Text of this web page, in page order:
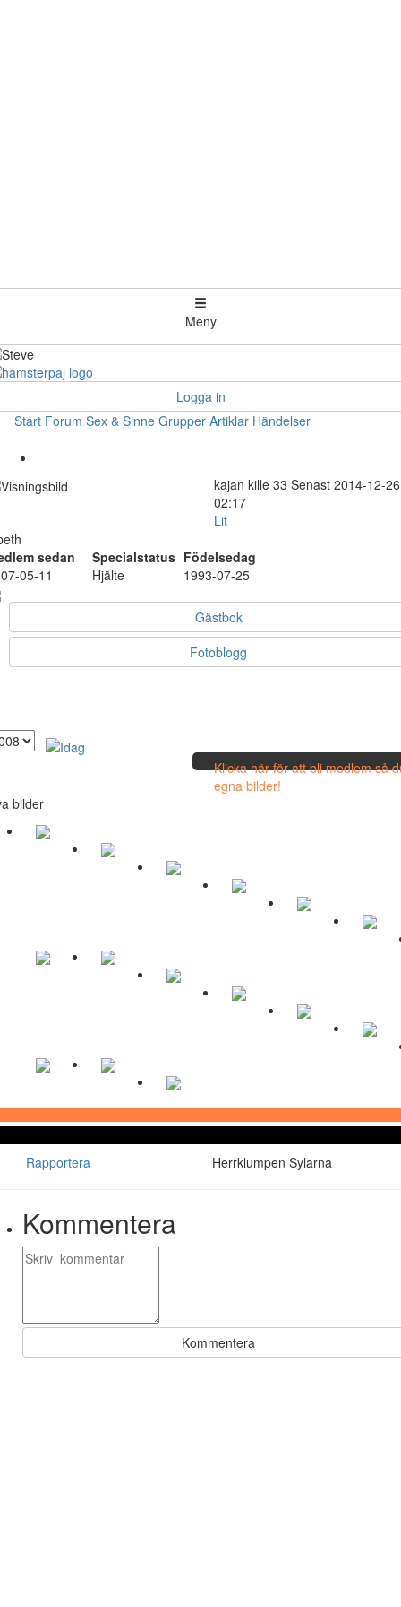
Meny
Logga in
Start Forum Sex & Sinne Grupper Artiklar Händelser
kajan kille 33 Senast 2014-12-26
02:17
Lit
sedan
Specialstatus Födelsedag
05-11
Hjälte 1993-07-25
Gästbok
Fotoblogg
Klicka här för att bli medlem så
egna bilder!
bilder
Rapportera Herrklumpen Sylarna
Kommentera
Kommentera